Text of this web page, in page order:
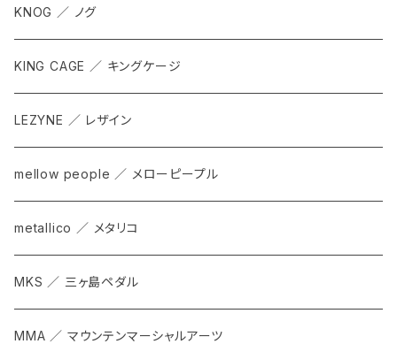
KNOG ／ ノグ
KING CAGE ／ キングケージ
LEZYNE ／ レザイン
mellow people ／ メローピープル
metallico ／ メタリコ
MKS ／ 三ヶ島ペダル
MMA ／ マウンテンマーシャルアーツ